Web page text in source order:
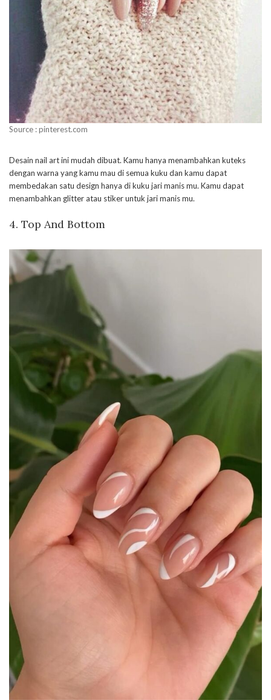
Source : pinterest.com
Desain nail art ini mudah dibuat. Kamu hanya menambahkan kuteks
dengan warna yang kamu mau di semua kuku dan kamu dapat
membedakan satu design hanya di kuku jari manis mu. Kamu dapat
menambahkan glitter atau stiker untuk jari manis mu.
4. Top And Bottom